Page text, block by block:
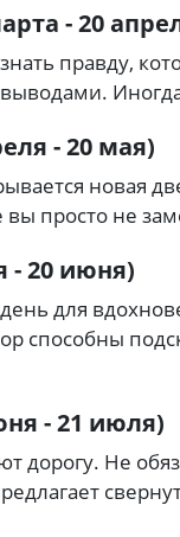
- 20
правду,
выводами.
- 20 мая)
новая
просто не
- 20 июня)
для
способны
- 21 июля)
дорогу. Не